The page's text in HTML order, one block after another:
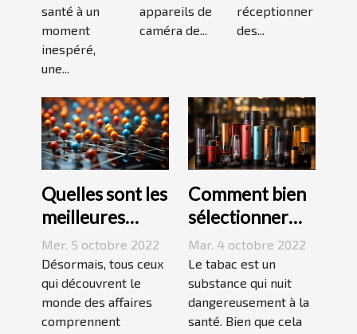
santé à un
moment
inespéré,
une...
appareils de
caméra de...
réceptionner
des...
Quelles sont les
meilleures
stratégies de
netlinking ?
Mer. 5 octobre 2022
Désormais, tous ceux
qui découvrent le
monde des affaires
comprennent
Comment bien
sélectionner
une cigarette
électronique ?
Mar. 4 octobre 2022
Le tabac est un
substance qui nuit
dangereusement à la
santé. Bien que cela